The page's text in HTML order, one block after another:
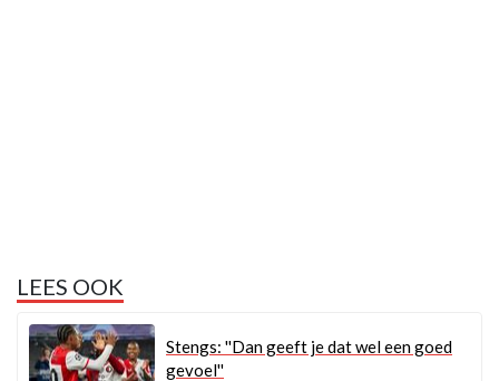
LEES OOK
Stengs: ''Dan geeft je dat wel een goed
gevoel''